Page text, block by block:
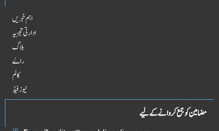
اہم خبریں
ادارتی تجزیہ
بلاگ
راۓ
کالم
نیوز فیڈ
مضامین کو جمع کروانے کے لیے